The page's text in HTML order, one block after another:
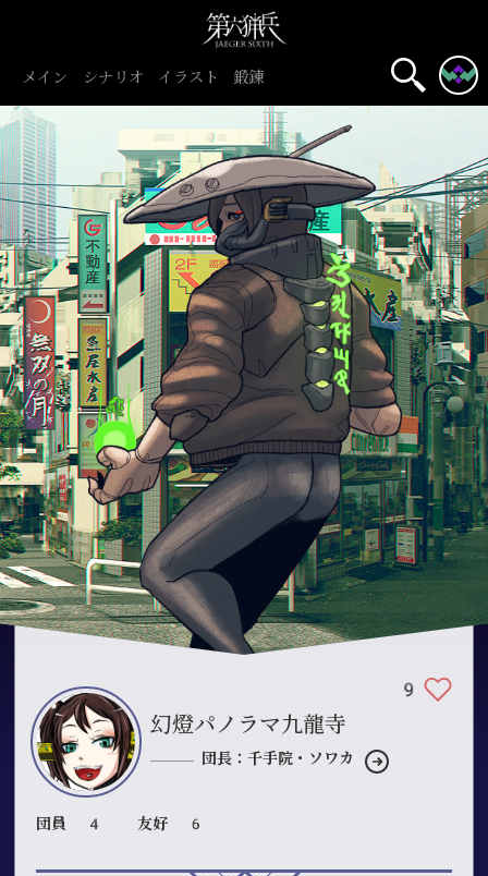
メイン シナリオ イラスト 鍛錬
初心者旅団
団員募集中
9
幻燈パノラマ九龍寺
団長：千手院・ソワカ
団員 4 友好 6